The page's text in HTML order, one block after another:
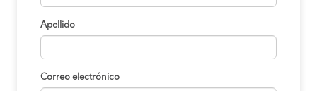
Apellido
Correo electrónico